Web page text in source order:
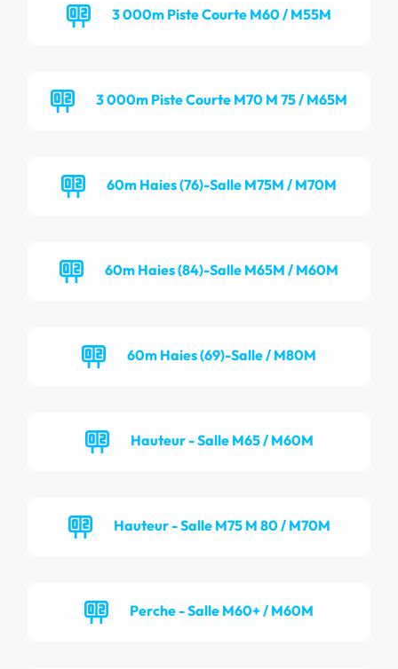
3 000m Piste Courte M60 / M55M
3 000m Piste Courte M70 M 75 / M65M
60m Haies (76)-Salle M75M / M70M
60m Haies (84)-Salle M65M / M60M
60m Haies (69)-Salle / M80M
Hauteur - Salle M65 / M60M
Hauteur - Salle M75 M 80 / M70M
Perche - Salle M60+ / M60M